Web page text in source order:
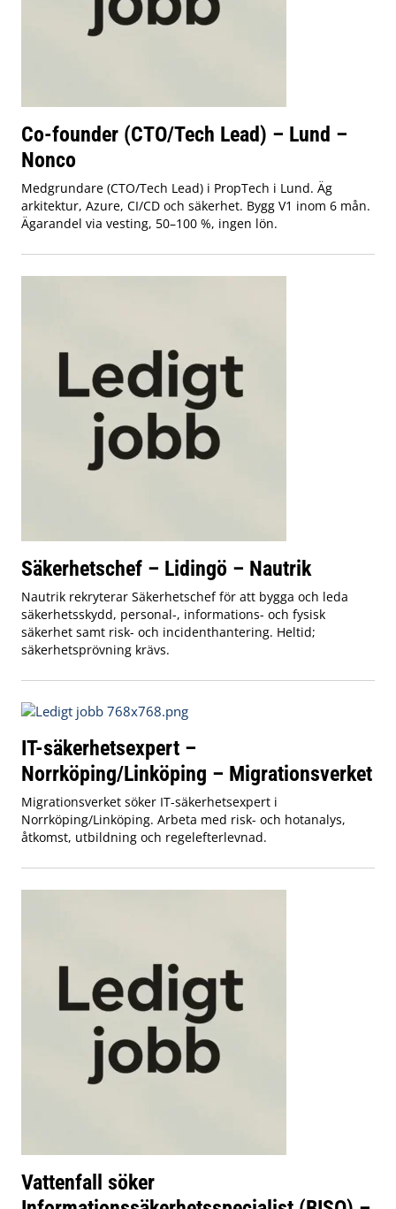
Co-founder (CTO/Tech Lead) – Lund –
Nonco
Medgrundare (CTO/Tech Lead) i PropTech i Lund. Äg
arkitektur, Azure, CI/CD och säkerhet. Bygg V1 inom 6 mån.
Ägarandel via vesting, 50–100 %, ingen lön.
Säkerhetschef – Lidingö – Nautrik
Nautrik rekryterar Säkerhetschef för att bygga och leda
säkerhetsskydd, personal-, informations- och fysisk
säkerhet samt risk- och incidenthantering. Heltid;
säkerhetsprövning krävs.
IT-säkerhetsexpert –
Norrköping/Linköping – Migrationsverket
Migrationsverket söker IT-säkerhetsexpert i
Norrköping/Linköping. Arbeta med risk- och hotanalys,
åtkomst, utbildning och regelefterlevnad.
Vattenfall söker